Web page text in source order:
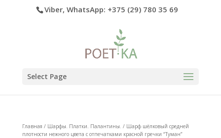
Viber, WhatsApp: +375 (29) 780 35 69
Select Page
Главная / Шарфы. Платки. Палантины. / Шарф шёлковый средней
плотности нежного цвета с отпечатками красной гречки “Туман”